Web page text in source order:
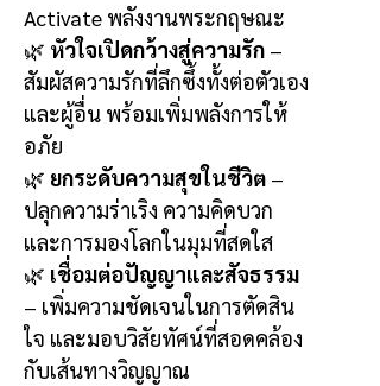
Activate พลังงานพระกฤษณะ
🌿 หัวใจเปิดกว้างสู่ความรัก –
สัมผัสความรักที่ลึกซึ้งทั้งต่อตัวเอง
และผู้อื่น พร้อมเพิ่มพลังการให้
อภัย
🌿 ยกระดับความสุขในชีวิต –
ปลุกความร่าเริง ความคิดบวก
และการมองโลกในมุมที่สดใส
🌿 เชื่อมต่อปัญญาและสัจธรรม
– เพิ่มความชัดเจนในการตัดสิน
ใจ และมอบวิสัยทัศน์ที่สอดคล้อง
กับเส้นทางวิญญาณ